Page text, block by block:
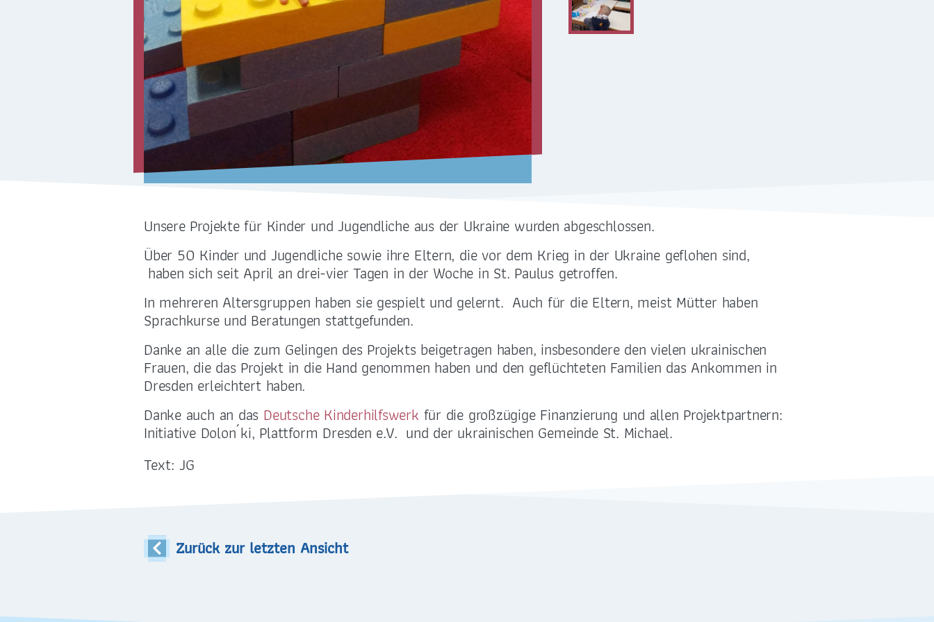
Sakramente
Kirchliche Orte
Religionsunterricht
International
Sankt Antonius . Löbtau
Sankt Paulus . Plauen
Sankt Petrus . Strehlen
ZENTRALBÜRO
0351 - 4676751
selige-maertyrer-
dresden@pfarrei-bddmei.de
ADRESSE
Bernhardstraße 42
01187 Dresden-Plauen
BANKVERBINDUNG
LIGA-Bank Dresden e.G.
DE59 7509 0300 0008
FÖRDERUNG
Unsere Projekte für Kinder und Jugendliche aus der Ukraine wurden abgeschlossen.
Über 50 Kinder und Jugendliche sowie ihre Eltern, die vor dem Krieg in der Ukraine geflohen sind,
haben sich seit April an drei-vier Tagen in der Woche in St. Paulus getroffen.
In mehreren Altersgruppen haben sie gespielt und gelernt. Auch für die Eltern, meist Mütter haben
Sprachkurse und Beratungen stattgefunden.
Danke an alle die zum Gelingen des Projekts beigetragen haben, insbesondere den vielen ukrainischen
Frauen, die das Projekt in die Hand genommen haben und den geflüchteten Familien das Ankommen in
Dresden erleichtert haben.
Danke auch an das Deutsche Kinderhilfswerk für die großzügige Finanzierung und allen Projektpartnern:
Initiative Dolon´ki, Plattform Dresden e.V. und der ukrainischen Gemeinde St. Michael.
Text: JG
Zurück zur letzten Ansicht